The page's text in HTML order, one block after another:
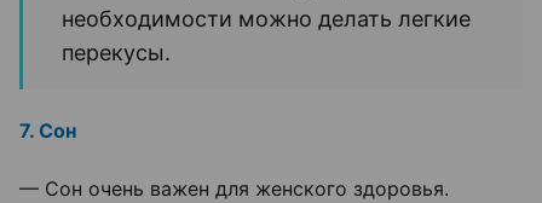
необходимости можно делать легкие
перекусы.
7. Сон
— Сон очень важен для женского здоровья.